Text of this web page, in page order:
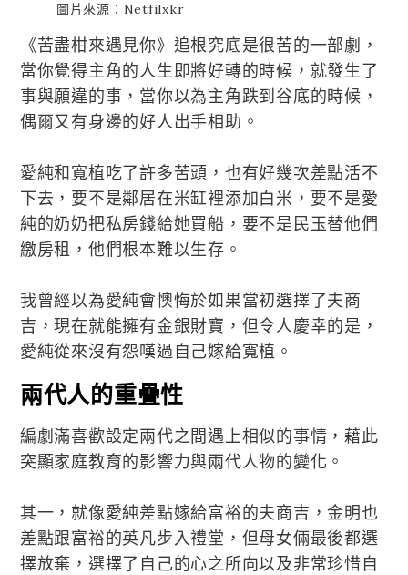
圖片來源：Netfilxkr
《苦盡柑來遇見你》追根究底是很苦的一部劇，
當你覺得主角的人生即將好轉的時候，就發生了
事與願違的事，當你以為主角跌到谷底的時候，
偶爾又有身邊的好人出手相助。
愛純和寬植吃了許多苦頭，也有好幾次差點活不
下去，要不是鄰居在米缸裡添加白米，要不是愛
純的奶奶把私房錢給她買船，要不是民玉替他們
繳房租，他們根本難以生存。
我曾經以為愛純會懊悔於如果當初選擇了夫商
吉，現在就能擁有金銀財寶，但令人慶幸的是，
愛純從來沒有怨嘆過自己嫁給寬植。
兩代人的重疊性
編劇滿喜歡設定兩代之間遇上相似的事情，藉此
突顯家庭教育的影響力與兩代人物的變化。
其一，就像愛純差點嫁給富裕的夫商吉，金明也
差點跟富裕的英凡步入禮堂，但母女倆最後都選
擇放棄，選擇了自己的心之所向以及非常珍惜自